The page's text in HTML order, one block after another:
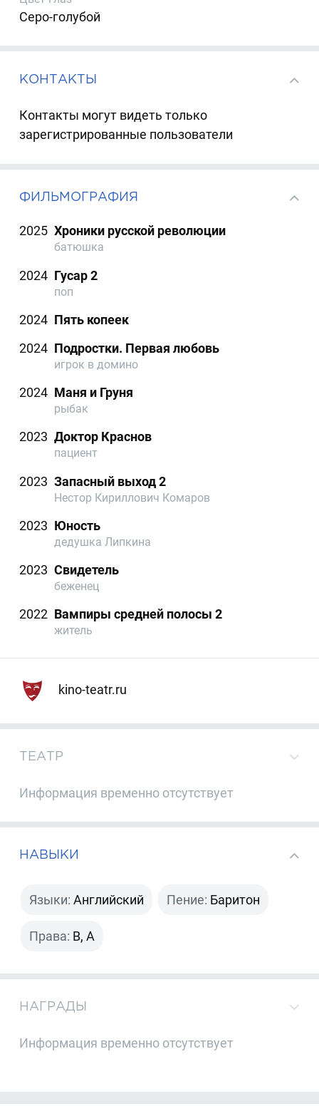
Серо-голубой
КОНТАКТЫ
Контакты могут видеть только
зарегистрированные пользователи
ФИЛЬМОГРАФИЯ
2025 Хроники русской революции
батюшка
2024 Гусар 2
поп
2024 Пять копеек
2024 Подростки. Первая любовь
игрок в домино
2024 Маня и Груня
рыбак
2023 Доктор Краснов
пациент
2023 Запасный выход 2
Нестор Кириллович Комаров
2023 Юность
дедушка Липкина
2023 Свидетель
беженец
2022 Вампиры средней полосы 2
житель
kino-teatr.ru
ТЕАТР
Информация временно отсутствует
НАВЫКИ
Языки: Английский Пение: Баритон
Права: B, A
НАГРАДЫ
Информация временно отсутствует